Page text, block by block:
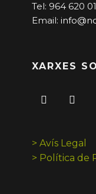
Tel: 964 620
Email:
XARXES
> Avís Legal
> Política de